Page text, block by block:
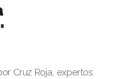
Cruz Roja, expertos